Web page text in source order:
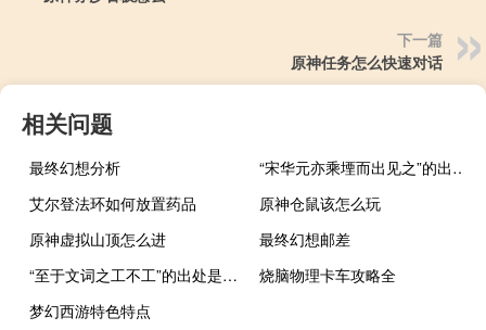
下一篇
原神任务怎么快速对话
相关问题
最终幻想分析
“宋华元亦乘堙而出见之”的出处是哪里
艾尔登法环如何放置药品
原神仓鼠该怎么玩
原神虚拟山顶怎么进
最终幻想邮差
“至于文词之工不工”的出处是哪里
烧脑物理卡车攻略全
梦幻西游特色特点